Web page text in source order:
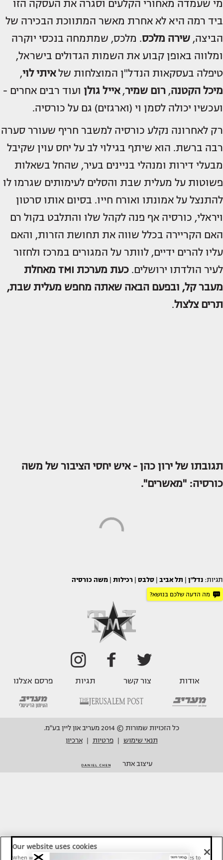
מי שעמדה מאחורי הקלעים וסגרה את העסקה הזו
ביד רמה היא לא אחרת מאשר המתווכת הבכירה של
הביצה, שירה מלכס. מלכס, שמתמחה בנכסי יוקרה
ומלווה באופן קבוע את השמות הגדולים בישראל,
טיפלה בעסקאות הנדל"ן המוצלחות שלאיתי לוי,
מיכל הקטנה, רום שמיר,אייל גולן ועוד רבים אחרים -
ועכשיו יכולה לסמן וי (וארגזים) גם על כורסיה.
רק לאחרונה נקלע כורסיה למשבר חריף שעורר סערה
רבה ברשת. הוא שיתף בגילוי לב על יחס עוין שקיבל
מבעלי דירות ומנהלי בניינים בעיר, שהחל בשאלות
פשוטות על מעלית שבת והסלים לעימותים שגרמו לו
להתנצל על אמונתו ואורח חייו. בסיום אותו סרטון
ויראלי, כורסיה אף פנה לקהל שלו והתלבט בקול רם
האם הקריירה בכלל שווה את תחושת הזרות, והאם
עליו להרים ידיים, לוותר על המגורים במרכז ולחזור
לעיר הולדתו ירושלים.
כעת מערכת TMI מאחלת
מעבר קל, ובפעם הבאה שאתה מחפש מעלית שבת,
תרים צלצול.
תגובתו של ירון כהן - איש יחסי הציבור של משה
כורסיה: "מאשרים".
תגיות: נדל"ן תל אביב סלבס רכילות משה כורסיה
מה הדעה שלכם בנושא?
אודות צור קשר תגיות פרסם אצלנו
כל הזכויות שמורות © 2014 מעריב און ליין בע"מ.
תנאי שימוש
פרטיות ארכיון
עיצוב אתר
Our website uses cookies
When we provide Maariv, TMI and Sport1 content online, we use cookies to